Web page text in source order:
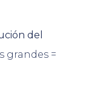
del
grandes =